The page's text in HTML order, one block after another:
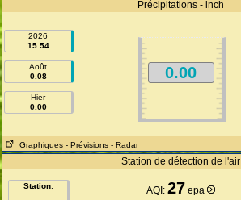
Précipitations - inch
2026
15.54
Août
0.08
Hier
0.00
0.00
Graphiques - Prévisions - Radar
Station de détection de l'air
Station: AQI:27 epa